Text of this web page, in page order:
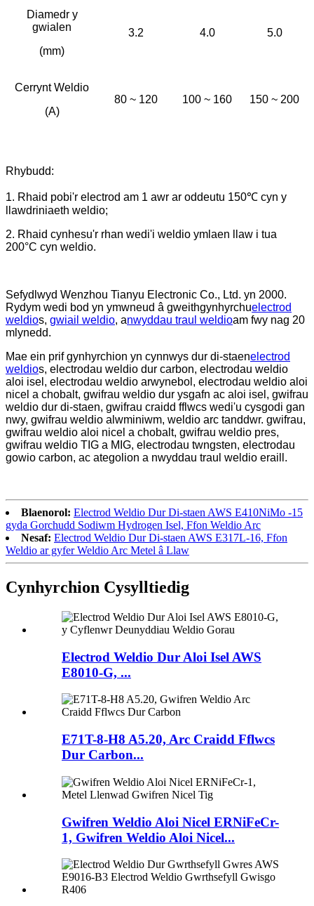
Diamedr y
gwialen
(mm)
3.2 4.0 5.0
Cerrynt Weldio
(A)
80 ~ 120 100 ~ 160 150 ~ 200
Rhybudd:
1. Rhaid pobi'r electrod am 1 awr ar oddeutu 150℃ cyn y
llawdriniaeth weldio;
2. Rhaid cynhesu'r rhan wedi'i weldio ymlaen llaw i tua
200°C cyn weldio.
Sefydlwyd Wenzhou Tianyu Electronic Co., Ltd. yn 2000.
Rydym wedi bod yn ymwneud â gweithgynhyrchuelectrod
weldios, gwiail weldio, anwyddau traul weldioam fwy nag 20
mlynedd.
Mae ein prif gynhyrchion yn cynnwys dur di-staenelectrod
weldios, electrodau weldio dur carbon, electrodau weldio
aloi isel, electrodau weldio arwynebol, electrodau weldio aloi
nicel a chobalt, gwifrau weldio dur ysgafn ac aloi isel, gwifrau
weldio dur di-staen, gwifrau craidd fflwcs wedi'u cysgodi gan
nwy, gwifrau weldio alwminiwm, weldio arc tanddwr. gwifrau,
gwifrau weldio aloi nicel a chobalt, gwifrau weldio pres,
gwifrau weldio TIG a MIG, electrodau twngsten, electrodau
gowio carbon, ac ategolion a nwyddau traul weldio eraill.
Blaenorol: Electrod Weldio Dur Di-staen AWS E410NiMo -15
gyda Gorchudd Sodiwm Hydrogen Isel, Ffon Weldio Arc
Nesaf: Electrod Weldio Dur Di-staen AWS E317L-16, Ffon
Weldio ar gyfer Weldio Arc Metel â Llaw
Cynhyrchion Cysylltiedig
Electrod Weldio Dur Aloi Isel AWS
E8010-G, ...
E71T-8-H8 A5.20, Arc Craidd Fflwcs
Dur Carbon...
Gwifren Weldio Aloi Nicel ERNiFeCr-
1, Gwifren Weldio Aloi Nicel...